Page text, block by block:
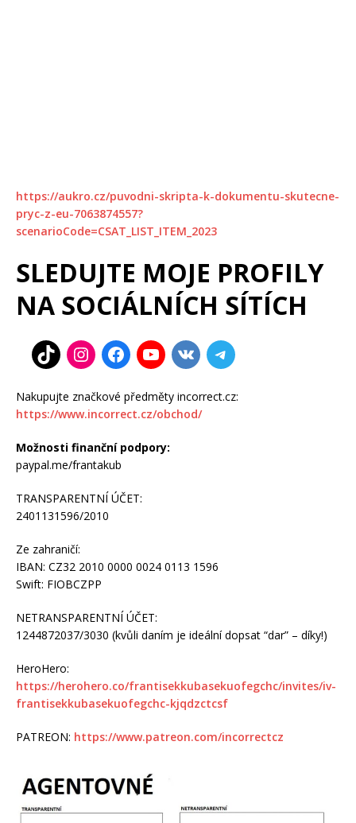
https://aukro.cz/puvodni-skripta-k-dokumentu-skutecne-
pryc-z-eu-7063874557?
scenarioCode=CSAT_LIST_ITEM_2023
SLEDUJTE MOJE PROFILY
NA SOCIÁLNÍCH SÍTÍCH
Nakupujte značkové předměty incorrect.cz:
https://www.incorrect.cz/obchod/
Možnosti finanční podpory:
paypal.me/frantakub
TRANSPARENTNÍ ÚČET:
2401131596/2010
Ze zahraničí:
IBAN: CZ32 2010 0000 0024 0113 1596
Swift: FIOBCZPP
NETRANSPARENTNÍ ÚČET:
1244872037/3030 (kvůli daním je ideální dopsat “dar” – díky!)
HeroHero:
https://herohero.co/frantisekkubasekuofegchc/invites/iv-
frantisekkubasekuofegchc-kjqdzctcsf
PATREON: https://www.patreon.com/incorrectcz